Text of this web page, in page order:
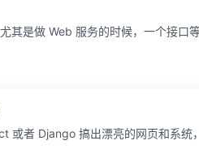
其是做 Web 服务的时候，一个接
或者 Django 搞出漂亮的网页和系